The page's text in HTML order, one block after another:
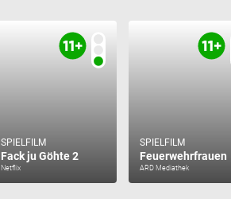
SPIELFILM
Fack ju Göhte 2
Netflix
SPIELFILM
Feuerwehrfrauen
ARD Mediathek